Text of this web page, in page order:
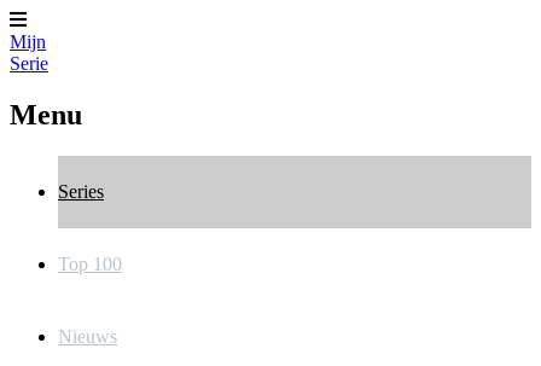
Mijn
Serie
Menu
Series
Top 100
Nieuws